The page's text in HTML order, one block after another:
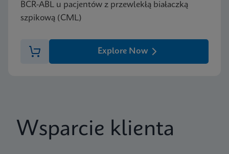
BCR-ABL u pacjentów z przewlekłą białaczką
szpikową (CML)
Explore Now
Wsparcie klienta